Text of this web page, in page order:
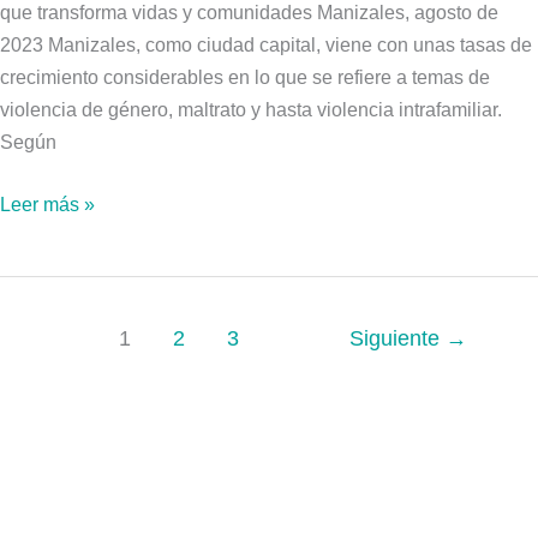
que transforma vidas y comunidades Manizales, agosto de
2023 Manizales, como ciudad capital, viene con unas tasas de
crecimiento considerables en lo que se refiere a temas de
violencia de género, maltrato y hasta violencia intrafamiliar.
Según
unen
contra
la
Violencia
Género
Leer más »
1 2 3 Siguiente →